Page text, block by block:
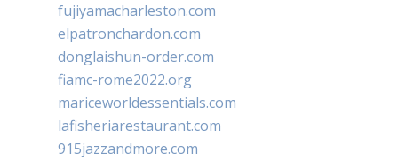
fujiyamacharleston.com
elpatronchardon.com
donglaishun-order.com
fiamc-rome2022.org
mariceworldessentials.com
lafisheriarestaurant.com
915jazzandmore.com